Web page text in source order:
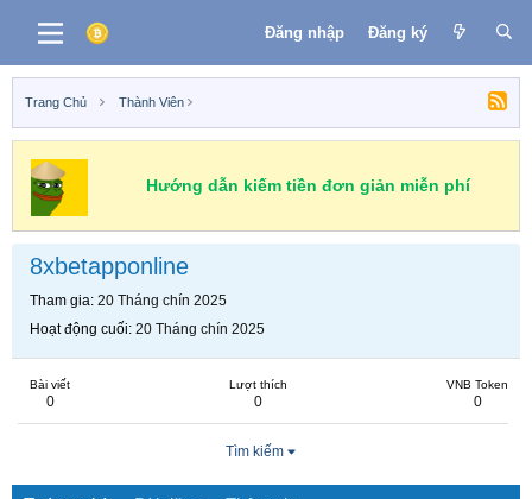
Đăng nhập Đăng ký
Trang Chủ Thành Viên
Hướng dẫn kiếm tiền đơn giản miễn phí
8xbetapponline
Tham gia 20 Tháng chín 2025
Hoạt động cuối 20 Tháng chín 2025
Bài viết
0
Lượt thích
0
VNB Token
0
Tìm kiếm